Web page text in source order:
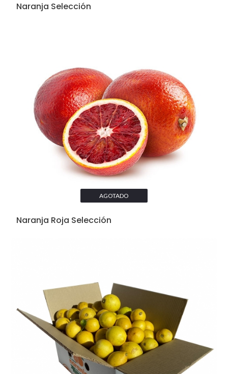
Naranja Selección
AGOTADO
Naranja Roja Selección